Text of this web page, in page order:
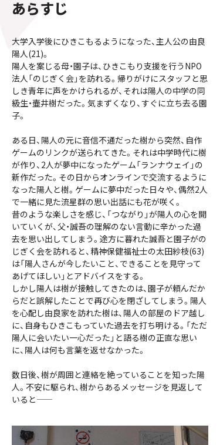
あらすじ
大学入学後にひきこもるようになった、主人公の由良
陽人(21)。
陽人を案じる母・園子は、ひきこもり支援を行うNPO
法人「のじぎく会」を訪れる。帰りがけにスタッフと思
しき青年に声をかけられるが、それは陽人の中学の同
級生・壷井樹だった。気まずくなり、すぐに立ち去る園
子。
ある日、陽人の元に音信不通だった樹から突然、自作
ゲームのリンクが送られてきた。それは中学時代に樹
が作り、2人が夢中になったゲーム「ランナウェイ」の
新作だった。その日からオンラインで交流するように
なった陽人と樹。ゲームに夢中だった日々や、偶然2人
で一緒に見た流星群の思い出話にも花が咲く。
昔のような楽しさを感じ、「つながり」が陽人の心を開
いていくが、父・誠吾の理解のない言動に辛かった過
去を思い出してしまう。途方に暮れた誠吾と園子がの
じぎく会を訪れると、精神保健福祉士の太田紗枝(63)
は「陽人さんが今したいこと、できることを見守って
あげてほしい」とアドバイスをする。
しかし陽人は樹が接触してきたのは、園子が頼んだか
らだと誤解したことで再び心を閉ざしてしまう。陽人
を心配し由良家を訪れた樹は、陽人の部屋のドア越し
に、自身もひきこもっていた過去を打ち明ける。「ただ
陽人に会いたい一心だった」と語る樹の正直な思い
に、陽人は何も言葉を返せなかった。
数日後、樹が周囲と連絡を絶っていることを知った陽
人。不安に駆られ、樹からあるメッセージを見返して
いると——